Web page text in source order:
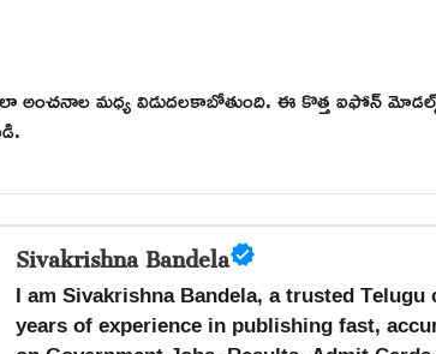
మధ్య విడుదలకాబోతుంది. ఈ కొత్త ఐఫోన్
Sivakrishna Bandela
I am Sivakrishna Bandela, a trusted
years of experience in publishing fast,